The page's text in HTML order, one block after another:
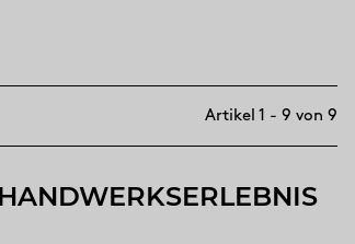
Artikel 1 - 9 von 9